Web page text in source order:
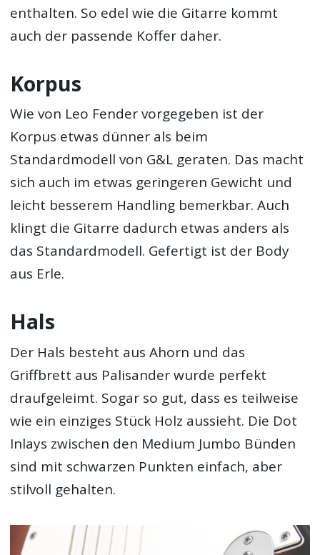
enthalten. So edel wie die Gitarre kommt
auch der passende Koffer daher.
Korpus
Wie von Leo Fender vorgegeben ist der
Korpus etwas dünner als beim
Standardmodell von G&L geraten. Das macht
sich auch im etwas geringeren Gewicht und
leicht besserem Handling bemerkbar. Auch
klingt die Gitarre dadurch etwas anders als
das Standardmodell. Gefertigt ist der Body
aus Erle.
Hals
Der Hals besteht aus Ahorn und das
Griffbrett aus Palisander wurde perfekt
draufgeleimt. Sogar so gut, dass es teilweise
wie ein einziges Stück Holz aussieht. Die Dot
Inlays zwischen den Medium Jumbo Bünden
sind mit schwarzen Punkten einfach, aber
stilvoll gehalten.